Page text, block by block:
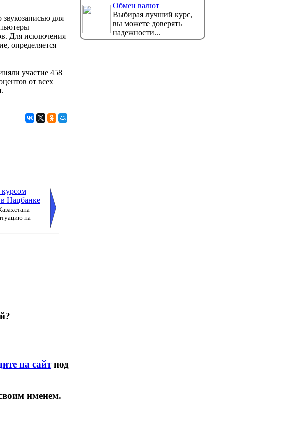
для
Для исключения
определяется
участие 458
от всех
курсом
Нацбанке
на
на сайтпод
именем.
Обмен валют
Выбирая лучший курс,
вы можете доверять
надежности...